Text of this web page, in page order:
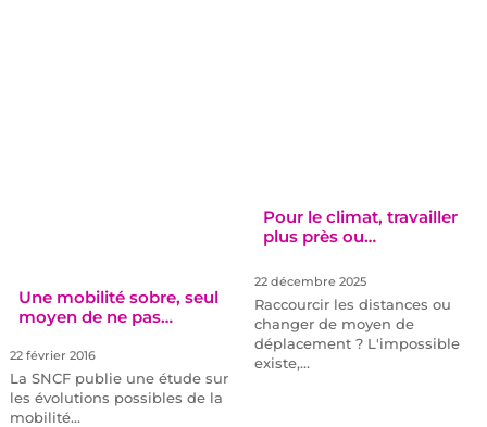
Une mobilité sobre, seul
moyen de ne pas…
22 février 2016
La SNCF publie une étude sur
les évolutions possibles de la
mobilité…
Pour le climat, travailler
plus près ou…
22 décembre 2025
Raccourcir les distances ou
changer de moyen de
déplacement ? L'impossible
existe,…